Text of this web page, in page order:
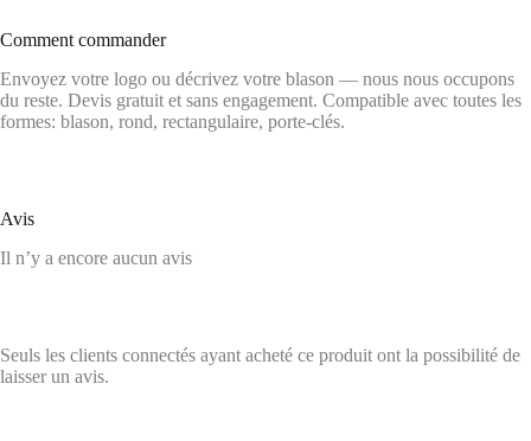
Comment commander
Envoyez votre logo ou décrivez votre blason — nous nous occupons
du reste. Devis gratuit et sans engagement. Compatible avec toutes les
formes: blason, rond, rectangulaire, porte-clés.
Avis
Il n’y a encore aucun avis
Seuls les clients connectés ayant acheté ce produit ont la possibilité de
laisser un avis.